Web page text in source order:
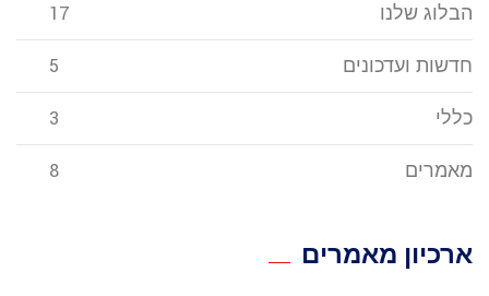
הבלוג שלנו 17
חדשות ועדכונים 5
כללי 3
מאמרים 8
ארכיון מאמרים